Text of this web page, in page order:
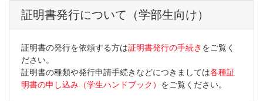
証明書発行について（学部生向け）
証明書の発行を依頼する方は証明書発行の手続き をご覧く
ださい。
証明書の種類や発行申請手続きなどにつきましては各種証
明書の申し込み（学生ハンドブック） をご覧ください。